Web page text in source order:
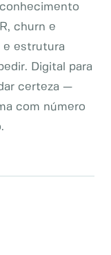
churn e
e estrutura
Digital para
certeza —
com número